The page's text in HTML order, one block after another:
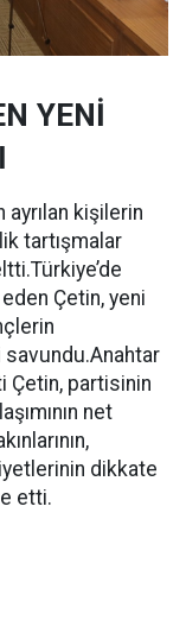
YENİ
ayrılan kişilerin
tartışmalar
Çetin, yeni
savundu.Anahtar
Çetin, partisinin
net
dikkate
etti.